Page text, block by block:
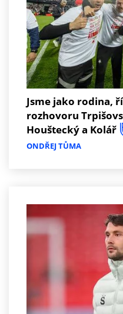
Jsme jako rodina,
rozhovoru
Houštecký a Kolář
ONDŘEJ TŮMA